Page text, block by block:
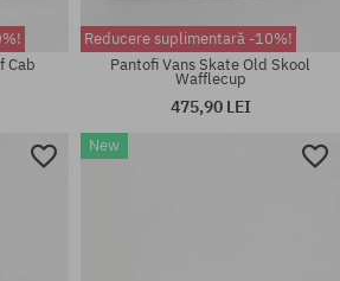
Cab
Reducere suplimentară -10%!
Pantofi Vans Skate Old Skool
Wafflecup
475,90 LEI
New